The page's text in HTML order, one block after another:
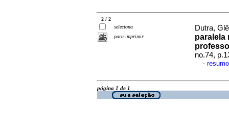
2 / 2
seleciona
para imprimir
Dutra,
paralela
no.74,
·
página 1 de 1